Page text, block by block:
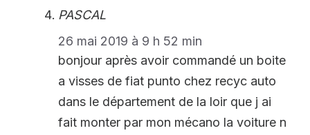
PASCAL
26 mai 2019 à 9 h 52 min
bonjour après avoir commandé un boite
a visses de fiat punto chez recyc auto
dans le département de la loir que j ai
fait monter par mon mécano la voiture n